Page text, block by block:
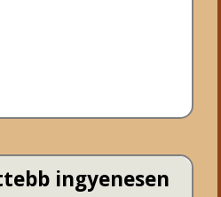
ingyenesen